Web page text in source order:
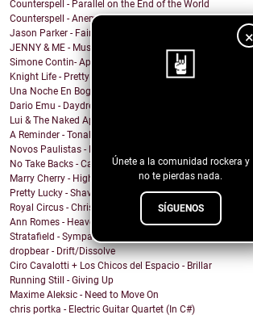
×
Únete a la comunidad rockera y
no te pierdas nada.
SÍGUENOS
Counterspell - Parallel on the End of the World
Counterspell - Anemone
Jason Parker - Fairy Bread
JENNY & ME - Music
Simone Contin- Apnea
Knight Life - Pretty Mother Fucker
Una Noche En Bogota - Despedida
Dario Emu - Daydream
Lui & The Naked Aphids - Lindsey Sue (Will You Mar...
A Reminder - Tonal Wakeup
Novos Paulistas - Num Piscar de Olhos
No Take Backs - Caught Up
Marry Cherry - High All Night
Pretty Lucky - Shave Or Sheep
Royal Circus - Christmas in blue
Ann Romes - Heaven
Stratafield - Sympathetic Waveforms
dropbear - Drift/Dissolve
Ciro Cavalotti + Los Chicos del Espacio - Brillar
Running Still - Giving Up
Maxime Aleksic - Need to Move On
chris portka - Electric Guitar Quartet (In C#)